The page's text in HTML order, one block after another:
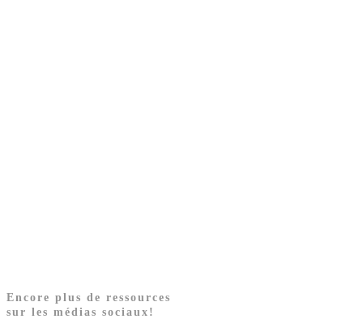
Encore plus de ressources
sur les médias sociaux!